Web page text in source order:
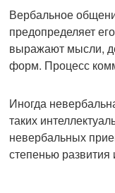
Вербальное
предопределяет
выражают мысли,
форм. Процесс
Иногда
таких
невербальных
степенью